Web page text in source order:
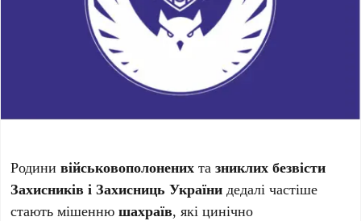
Родинивійськовополонених тазниклих безвісти
Захисників і Захисниць України дедалі частіше
стають мішеннюшахраїв, які цинічно